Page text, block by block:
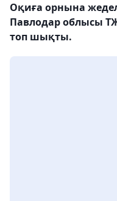
Оқиға орнына
Павлодар облысы
топ шықты.